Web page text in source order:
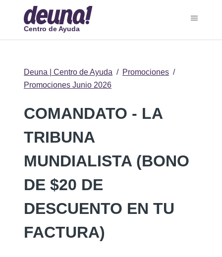
Centro de Ayuda
Deuna | Centro de Ayuda
Promociones
Promociones Junio 2026
COMANDATO - LA
TRIBUNA
MUNDIALISTA (BONO
DE $20 DE
DESCUENTO EN TU
FACTURA)